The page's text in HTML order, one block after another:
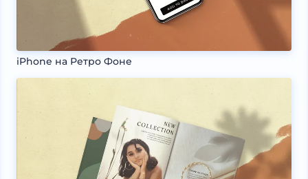
iPhone на Ретро Фоне